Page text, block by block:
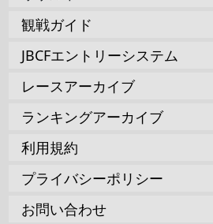
観戦ガイド
JBCFエントリーシステム
レースアーカイブ
ランキングアーカイブ
利用規約
プライバシーポリシー
お問い合わせ